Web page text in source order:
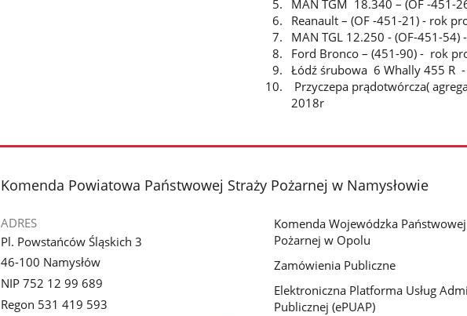
MAN TGM 18.340 – (OF -451-
Reanault – (OF -451-21) - rok
MAN TGL 12.250 - (OF-451-
Ford Bronco – (451-90) - rok
Łódź śrubowa 6 Whally 455 R
Przyczepa prądotwórcza(
2018r
stopka
Komenda Powiatowa Państwowej Straży Pożarnej w Namysłowie
ADRES
Pl. Powstańców Śląskich 3
46-100 Namysłów
NIP 752 12 99 689
Regon 531 419 593
Komenda Wojewódzka
Pożarnej w Opolu
Zamówienia Publiczne
Elektroniczna Platforma Usług
Publicznej (ePUAP)